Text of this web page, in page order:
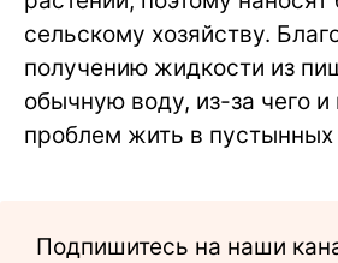
сельскому хозяйству.
получению жидкости из
обычную воду, из-за чего и
проблем жить в пустынных
Подпишитесь на наши